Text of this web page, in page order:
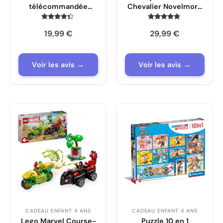
télécommandée
EnfantCado araignée
4.2
sur 5
19,99€
Voir les avis →
Chevalier Novelmore
et Burnham Raider
et des Accessoires de
4.7
sur 5
29,99€
Voir les avis →
CADEAU ENFANT 4 ANS CADEAU ENFANT 4 ANS